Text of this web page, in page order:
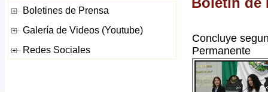
Concluye
Permanente